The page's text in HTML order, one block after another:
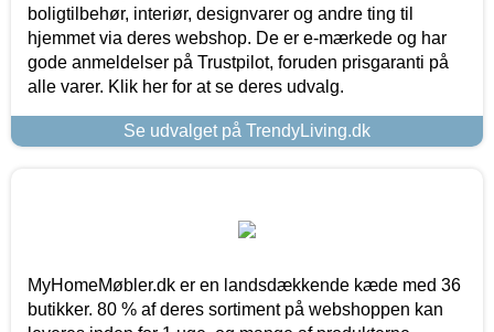
boligtilbehør, interiør, designvarer og andre ting til
hjemmet via deres webshop. De er e-mærkede og har
gode anmeldelser på Trustpilot, foruden prisgaranti på
alle varer. Klik her for at se deres udvalg.
Se udvalget på TrendyLiving.dk
MyHomeMøbler.dk er en landsdækkende kæde med 36
butikker. 80 % af deres sortiment på webshoppen kan